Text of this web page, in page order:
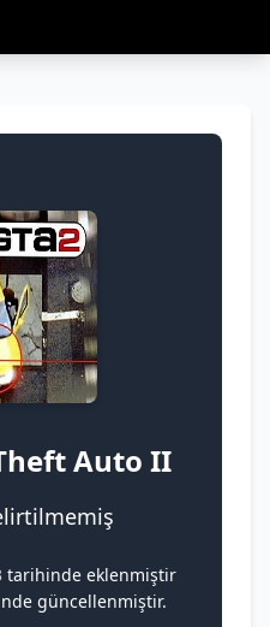
Auto II
tarihinde eklenmiştir
güncellenmiştir.